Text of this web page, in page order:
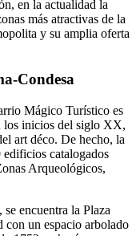
en la actualidad la
más atractivas de la
y su amplia oferta
Condesa
Mágico Turístico es
los inicios del siglo XX,
art déco. De hecho, la
edificios catalogados
Arqueológicos,
encuentra la Plaza
un espacio arbolado